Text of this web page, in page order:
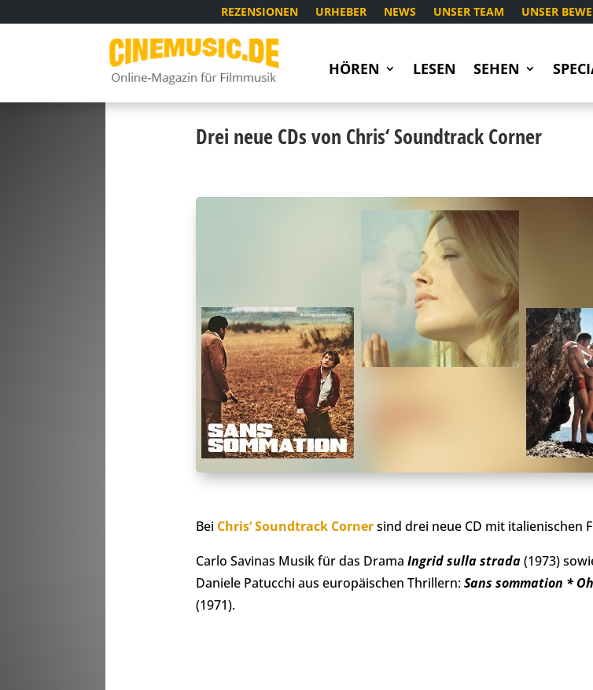
REZENSIONEN URHEBER NEWS UNSER TEAM UNSER
HÖREN LESEN SEHEN
Drei neue CDs von Chris‘ Soundtrack Corner
Bei Chris‘ Soundtrack Cornersind drei neue CD mit italienischen
Carlo Savinas Musik für das Drama Ingrid sulla strada(1973)
Daniele Patucchi aus europäischen Thrillern:Sans sommation *
(1971).